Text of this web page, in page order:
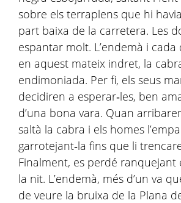
sobre els terraplens que hi
part baixa de la carretera. Les
espantar molt. L’endemà i cada
en aquest mateix indret, la
endimoniada. Per fi, els seus
decidiren a esperar‑les, ben
d’una bona vara. Quan
saltà la cabra i els homes
garrotejant‑la fins que li
Finalment, es perdé ranquejant
la nit. L’endemà, més d’un va
de veure la bruixa de la Plana